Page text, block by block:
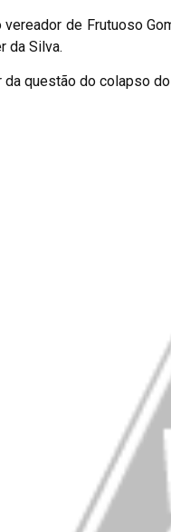
de Frutuoso
da Silva.
questão do colapso